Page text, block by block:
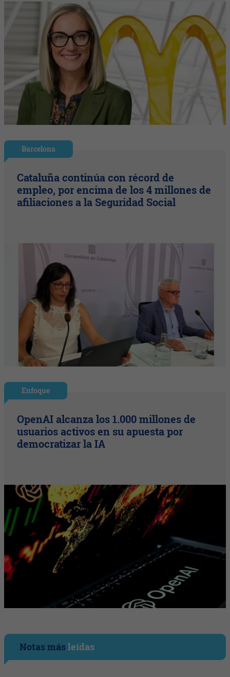
Barcelona
Cataluña continúa con récord de
empleo, por encima de los 4 millones de
afiliaciones a la Seguridad Social
Enfoque
OpenAI alcanza los 1.000 millones de
usuarios activos en su apuesta por
democratizar la IA
Notas másleídas